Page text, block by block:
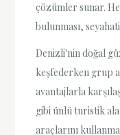
çözümler sunar.
bulunması,
Denizli'nin doğal
keşfederken grup
avantajlarla
gibi ünlü turistik
araçlarını